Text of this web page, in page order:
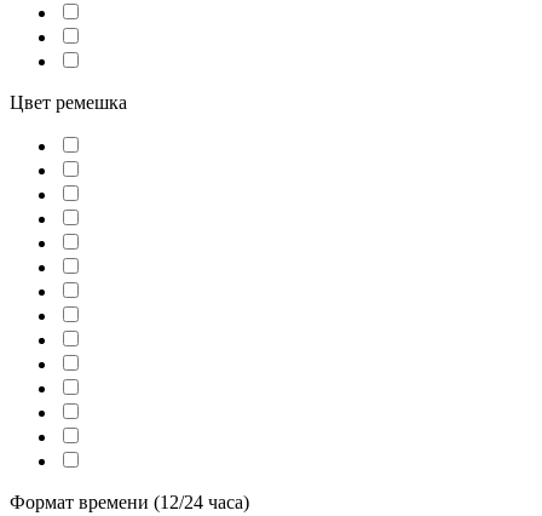
Цвет ремешка
Формат времени (12/24 часа)